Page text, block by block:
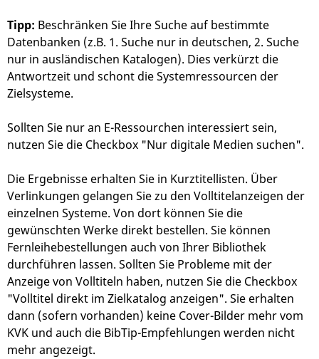
Tipp: Beschränken Sie Ihre Suche auf bestimmte
Datenbanken (z.B. 1. Suche nur in deutschen, 2. Suche
nur in ausländischen Katalogen). Dies verkürzt die
Antwortzeit und schont die Systemressourcen der
Zielsysteme.
Sollten Sie nur an E-Ressourchen interessiert sein,
nutzen Sie die Checkbox "Nur digitale Medien suchen".
Die Ergebnisse erhalten Sie in Kurztitellisten. Über
Verlinkungen gelangen Sie zu den Volltitelanzeigen der
einzelnen Systeme. Von dort können Sie die
gewünschten Werke direkt bestellen. Sie können
Fernleihebestellungen auch von Ihrer Bibliothek
durchführen lassen. Sollten Sie Probleme mit der
Anzeige von Volltiteln haben, nutzen Sie die Checkbox
"Volltitel direkt im Zielkatalog anzeigen". Sie erhalten
dann (sofern vorhanden) keine Cover-Bilder mehr vom
KVK und auch die BibTip-Empfehlungen werden nicht
mehr angezeigt.